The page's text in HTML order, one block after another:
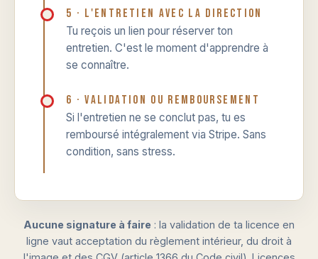
5 · L'entretien avec la direction
Tu reçois un lien pour réserver ton
entretien. C'est le moment d'apprendre à
se connaître.
6 · Validation ou remboursement
Si l'entretien ne se conclut pas, tu es
remboursé intégralement via Stripe. Sans
condition, sans stress.
Aucune signature à faire : la validation de ta licence en
ligne vaut acceptation du règlement intérieur, du droit à